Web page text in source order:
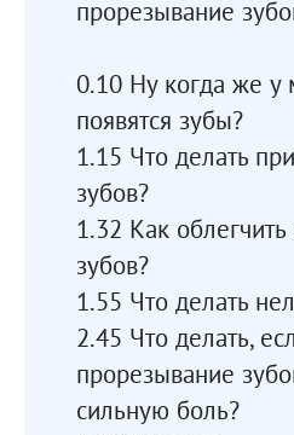
прорезывание
0.10 Ну когда же
появятся зубы?
1.15 Что делать
зубов?
1.32 Как
зубов?
1.55 Что делать
2.45 Что делать,
прорезывание
сильную боль?